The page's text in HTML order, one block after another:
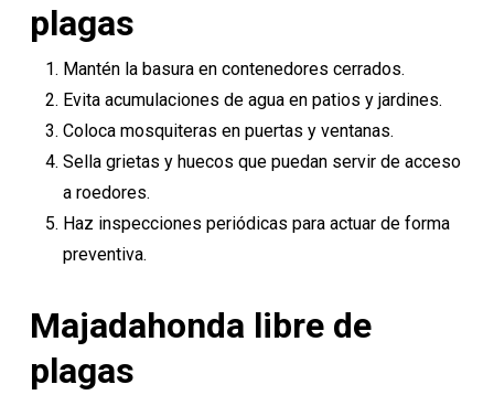
plagas
Mantén la basura en contenedores cerrados.
Evita acumulaciones de agua en patios y jardines.
Coloca mosquiteras en puertas y ventanas.
Sella grietas y huecos que puedan servir de acceso
a roedores.
Haz inspecciones periódicas para actuar de forma
preventiva.
Majadahonda libre de
plagas